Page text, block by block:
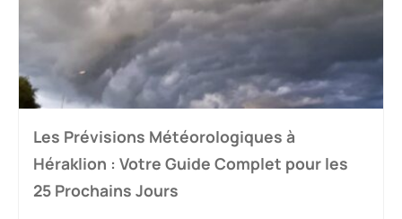
Les Prévisions Météorologiques à
Héraklion : Votre Guide Complet pour les
25 Prochains Jours